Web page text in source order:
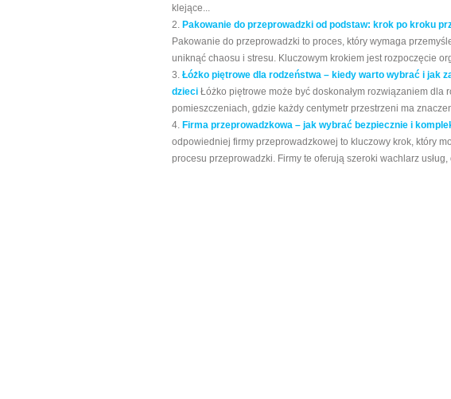
klejące...
Pakowanie do przeprowadzki od podstaw: krok po kroku
Pakowanie do przeprowadzki to proces, który wymaga
uniknąć chaosu i stresu. Kluczowym krokiem jest rozpoczęcie
Łóżko piętrowe dla rodzeństwa – kiedy warto wybrać i jak
dzieci Łóżko piętrowe może być doskonałym rozwiązaniem dla
pomieszczeniach, gdzie każdy centymetr przestrzeni ma
Firma przeprowadzkowa – jak wybrać bezpiecznie i
odpowiedniej firmy przeprowadzkowej to kluczowy krok, który
procesu przeprowadzki. Firmy te oferują szeroki wachlarz usług,